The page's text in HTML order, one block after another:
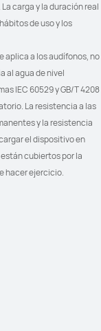
con iOS, Android y
EMUI
carga y la duración real
de uso y los
aplica a los audífonos, no
al agua de nivel
IEC 60529 y GB/T 4208
La resistencia a las
y la resistencia
el dispositivo en
cubiertos por la
hacer ejercicio.